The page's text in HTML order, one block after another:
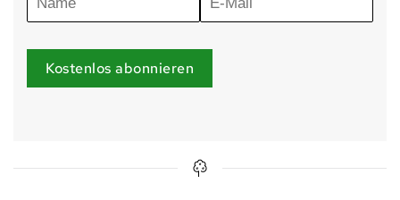
Kostenlos abonnieren